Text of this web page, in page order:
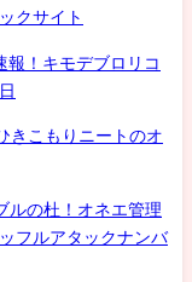
クサイト
報！キモデブロリコ
きこもりニートのオ
ルの杜！オネエ管理
フルアタックナンバ